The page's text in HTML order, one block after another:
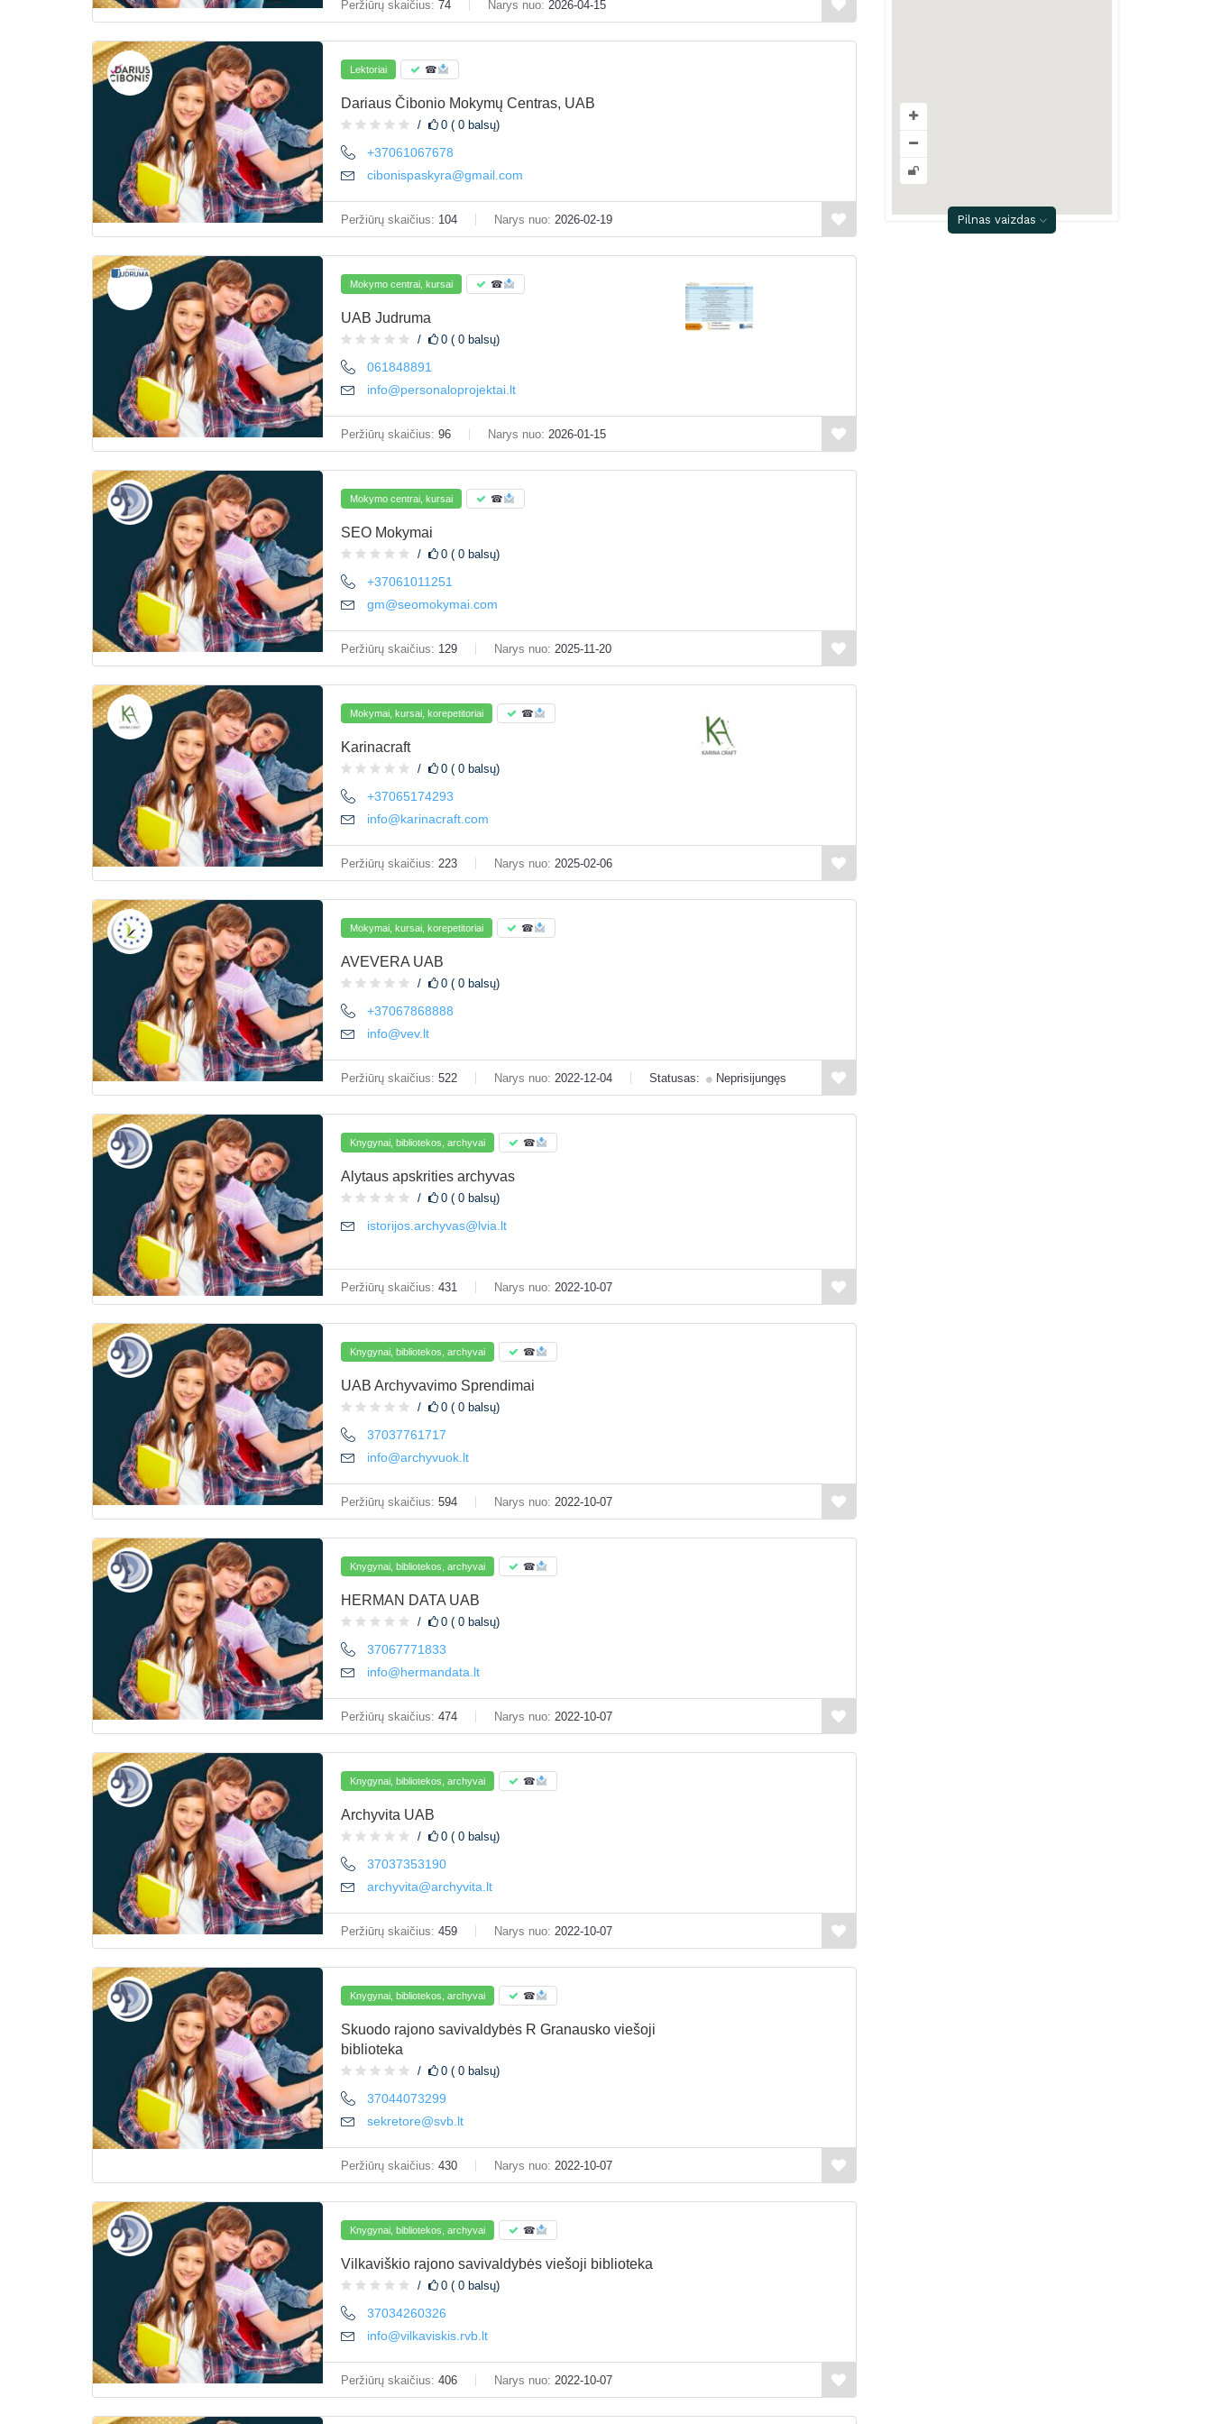
Peržiūrų skaičius: 74 Narys nuo: 2026-04-15
Lektoriai ☎
Dariaus Čibonio Mokymų Centras, UAB
0 ( 0 balsų)
+37061067678
cibonispaskyra@gmail.com
Peržiūrų skaičius: 104 Narys nuo: 2026-02-19
Mokymo centrai, kursai ☎
UAB Judruma
0 ( 0 balsų)
061848891
info@personaloprojektai.lt
Peržiūrų skaičius: 96 Narys nuo: 2026-01-15
Mokymo centrai, kursai ☎
SEO Mokymai
0 ( 0 balsų)
+37061011251
gm@seomokymai.com
Peržiūrų skaičius: 129 Narys nuo: 2025-11-20
Mokymai, kursai, korepetitoriai ☎
Karinacraft
0 ( 0 balsų)
+37065174293
info@karinacraft.com
Peržiūrų skaičius: 223 Narys nuo: 2025-02-06
Mokymai, kursai, korepetitoriai ☎
AVEVERA UAB
0 ( 0 balsų)
+37067868888
info@vev.lt
Peržiūrų skaičius: 522 Narys nuo: 2022-12-04 Statusas: Neprisijungęs
Knygynai, bibliotekos, archyvai ☎
Alytaus apskrities archyvas
0 ( 0 balsų)
istorijos.archyvas@lvia.lt
Peržiūrų skaičius: 431 Narys nuo: 2022-10-07
Knygynai, bibliotekos, archyvai ☎
UAB Archyvavimo Sprendimai
0 ( 0 balsų)
37037761717
info@archyvuok.lt
Peržiūrų skaičius: 594 Narys nuo: 2022-10-07
Knygynai, bibliotekos, archyvai ☎
HERMAN DATA UAB
0 ( 0 balsų)
37067771833
info@hermandata.lt
Peržiūrų skaičius: 474 Narys nuo: 2022-10-07
Knygynai, bibliotekos, archyvai ☎
Archyvita UAB
0 ( 0 balsų)
37037353190
archyvita@archyvita.lt
Peržiūrų skaičius: 459 Narys nuo: 2022-10-07
Knygynai, bibliotekos, archyvai ☎
Skuodo rajono savivaldybės R Granausko viešoji
biblioteka
0 ( 0 balsų)
37044073299
sekretore@svb.lt
Peržiūrų skaičius: 430 Narys nuo: 2022-10-07
Knygynai, bibliotekos, archyvai ☎
Vilkaviškio rajono savivaldybės viešoji biblioteka
0 ( 0 balsų)
37034260326
info@vilkaviskis.rvb.lt
Peržiūrų skaičius: 406 Narys nuo: 2022-10-07
Pilnas vaizdas